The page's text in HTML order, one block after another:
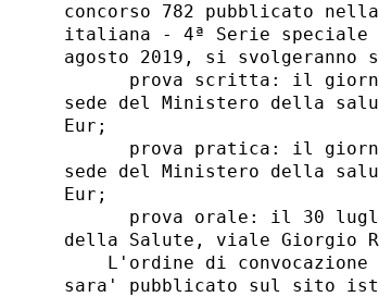
concorso 782 pubblicato
italiana - 4ª Serie speciale
agosto 2019, si
prova scritta: il
sede del Ministero della
Eur;
prova pratica: il
sede del Ministero della
Eur;
prova orale: il 30
della Salute, viale Giorgio
L'ordine di convocazione
sara' pubblicato sul sito